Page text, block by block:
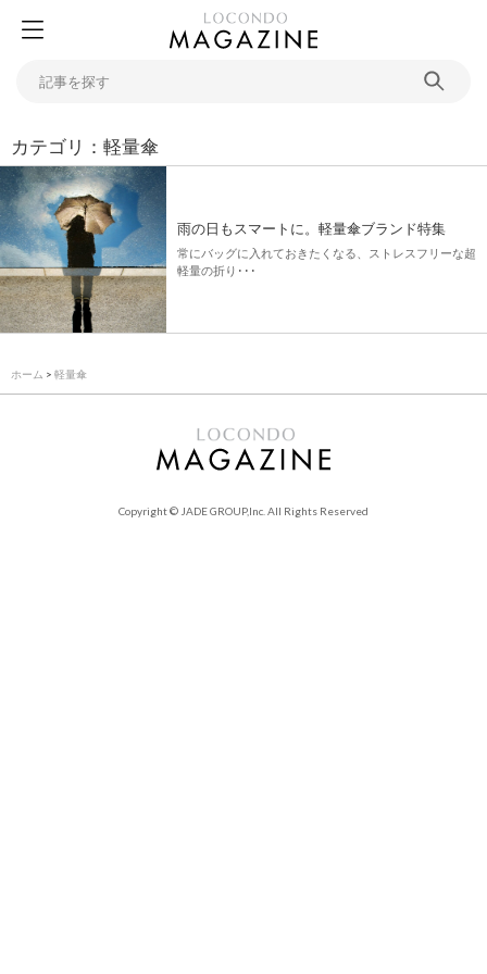
カテゴリ：軽量傘
雨の日もスマートに。軽量傘ブランド特集
常にバッグに入れておきたくなる、ストレスフリーな超
軽量の折り･･･
ホーム > 軽量傘
Copyright © JADE GROUP,Inc. All Rights Reserved